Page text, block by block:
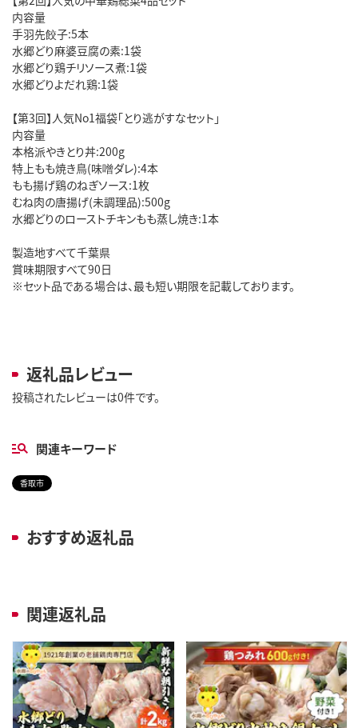
内容量
手羽先餃子:5本
水郷どり麻婆豆腐の素:1袋
水郷どり鶏チリソース煮:1袋
水郷どりよだれ鶏:1袋
【第3回】人気No1福袋「とり逃がすなセット」
内容量
本格派やきとり丼:200g
特上もも焼き鳥(味噌ダレ):4本
もも揚げ鶏のねぎソース:1枚
むね肉の唐揚げ(未調理品):500g
水郷どりのローストチキンもも蒸し焼き:1本
製造地すべて千葉県
賞味期限すべて90日
※セット品である場合は、最も短い期限を記載しております。
返礼品レビュー
投稿されたレビューは0件です。
関連キーワード
香取市
おすすめ返礼品
関連返礼品